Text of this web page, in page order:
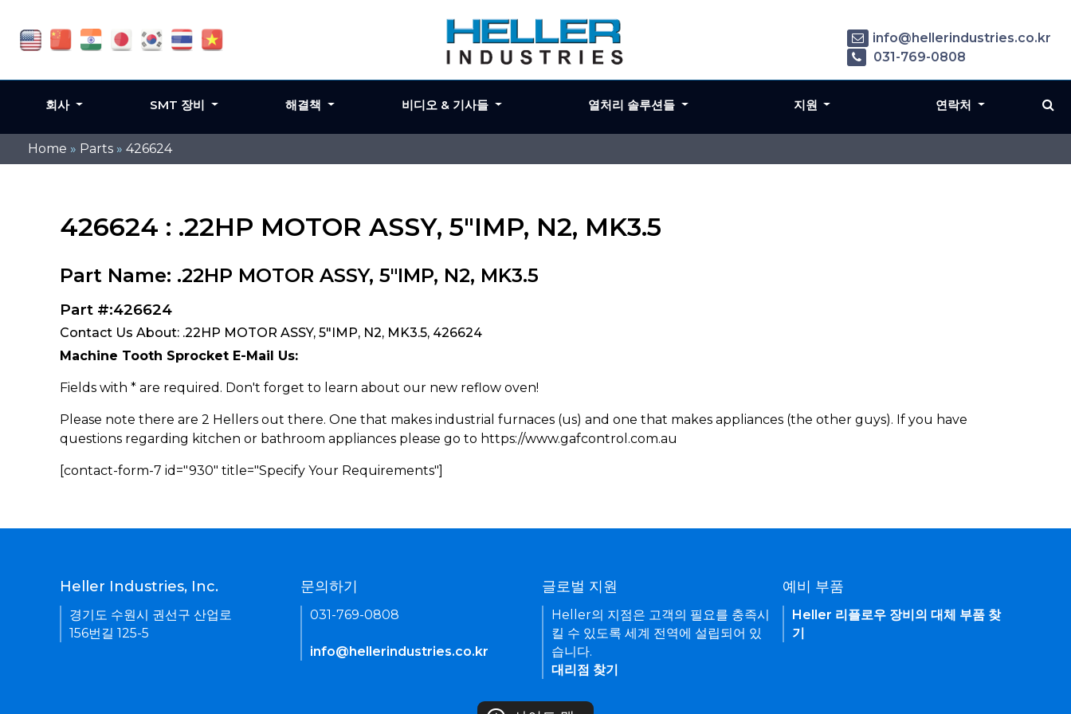
Home » Parts » 426624
426624 : .22HP MOTOR ASSY, 5"IMP, N2, MK3.5
Part Name: .22HP MOTOR ASSY, 5"IMP, N2, MK3.5
Part #:426624
Contact Us About: .22HP MOTOR ASSY, 5"IMP, N2, MK3.5, 426624
Machine Tooth Sprocket E-Mail Us:
Fields with * are required. Don't forget to learn about our new reflow oven!
Please note there are 2 Hellers out there. One that makes industrial furnaces (us) and one that makes appliances (the other guys). If you have
questions regarding kitchen or bathroom appliances please go to https://www.gafcontrol.com.au
[contact-form-7 id="930" title="Specify Your Requirements"]
info@hellerindustries.co.kr
031-769-0808
회사 SMT 장비 해결책 비디오 & 기사들 열처리 솔루션들 지원 연락처
Heller Industries, Inc.
경기도 수원시 권선구 산업로
156번길 125-5
문의하기
031-769-0808
info@hellerindustries.co.kr
글로벌 지원
Heller의 지점은 고객의 필요를 충족시
킬 수 있도록 세계 전역에 설립되어 있
습니다.
대리점 찾기
예비 부품
Heller 리플로우 장비의 대체 부품 찾
기